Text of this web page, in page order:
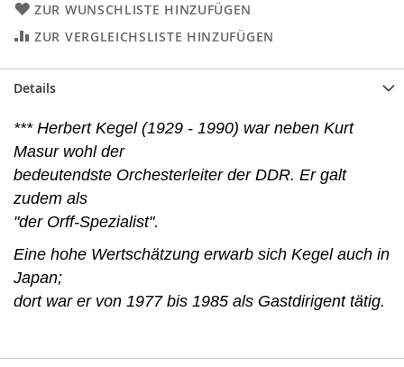
ZUR WUNSCHLISTE HINZUFÜGEN
ZUR VERGLEICHSLISTE HINZUFÜGEN
Details
*** Herbert Kegel (1929 - 1990) war neben Kurt
Masur wohl der
bedeutendste Orchesterleiter der DDR. Er galt
zudem als
"der Orff-Spezialist".
Eine hohe Wertschätzung erwarb sich Kegel auch in
Japan;
dort war er von 1977 bis 1985 als Gastdirigent tätig.